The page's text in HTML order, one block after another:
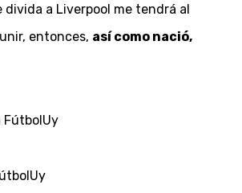
divida a Liverpool me tendrá al
entonces, así como nació,